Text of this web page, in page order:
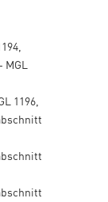
MGL
1196,